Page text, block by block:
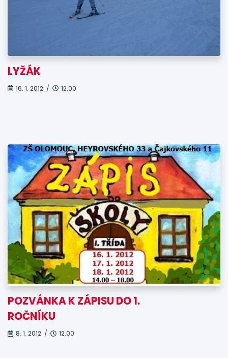
LYŽÁK
16. 1. 2012 / 12.00
POZVÁNKA K ZÁPISU DO 1.
ROČNÍKU
8. 1. 2012 / 12.00